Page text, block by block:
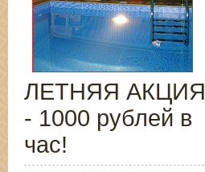
ЛЕТНЯЯ АКЦИЯ
- 1000 рублей в
час!